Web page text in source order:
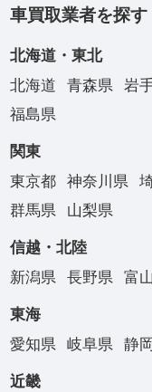
車買取業者を探す
北海道・東北
北海道
青森県 岩
福島県
関東
東京都
神奈川県
群馬県
山梨県
信越・北陸
新潟県
長野県 富
東海
愛知県
岐阜県 静
近畿